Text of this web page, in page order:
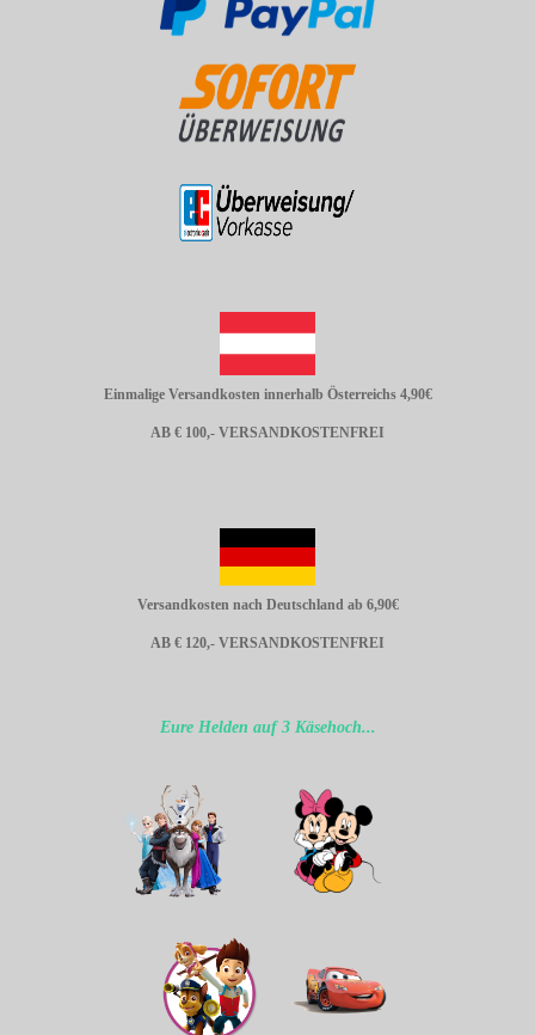
Einmalige Versandkosten innerhalb Österreichs 4,90€
AB € 100,- VERSANDKOSTENFREI
Versandkosten nach Deutschland ab 6,90€
AB € 120,- VERSANDKOSTENFREI
Eure Helden auf 3 Käsehoch...